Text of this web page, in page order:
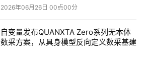
2026年06月26日 00点00分
自变量发布QUANXTA Zero系列无本体
数采方案，从具身模型反向定义数采基建